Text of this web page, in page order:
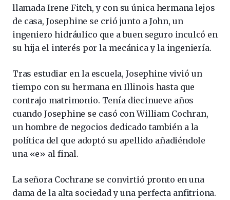
llamada Irene Fitch, y con su única hermana lejos
de casa, Josephine se crió junto a John, un
ingeniero hidráulico que a buen seguro inculcó en
su hija el interés por la mecánica y la ingeniería.
Tras estudiar en la escuela, Josephine vivió un
tiempo con su hermana en Illinois hasta que
contrajo matrimonio. Tenía diecinueve años
cuando Josephine se casó con William Cochran,
un hombre de negocios dedicado también a la
política del que adoptó su apellido añadiéndole
una «e» al final.
La señora Cochrane se convirtió pronto en una
dama de la alta sociedad y una perfecta anfitriona.